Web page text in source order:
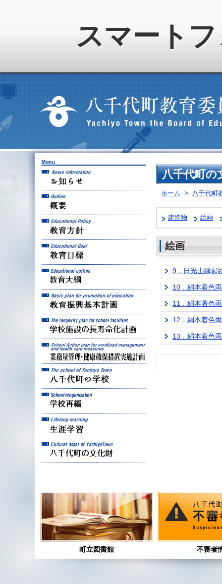
スマート
お知らせ
教育方針
教育目標
教育大綱
教育振興基本計画
学校施設の長寿命化計
業務量管理・健康確保
八千代町の
ホーム > 八千代町
建造物 絵画
絵画
9．日光山縁起
10．絹本着色
11．絹本著色
12．絹本着色
13．絹本着色
町立図書館 不審者